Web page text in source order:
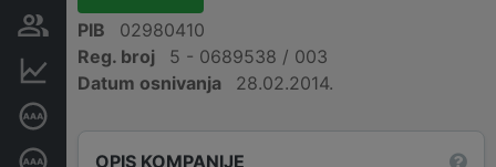
Osobe i vlasništvo
Finansijski podaci
Dubinska bonitetna ocjena
PIB
02980410
Reg. broj
5 - 0689538 / 003
Datum osnivanja
28.02.2014.
OPIS KOMPANIJE